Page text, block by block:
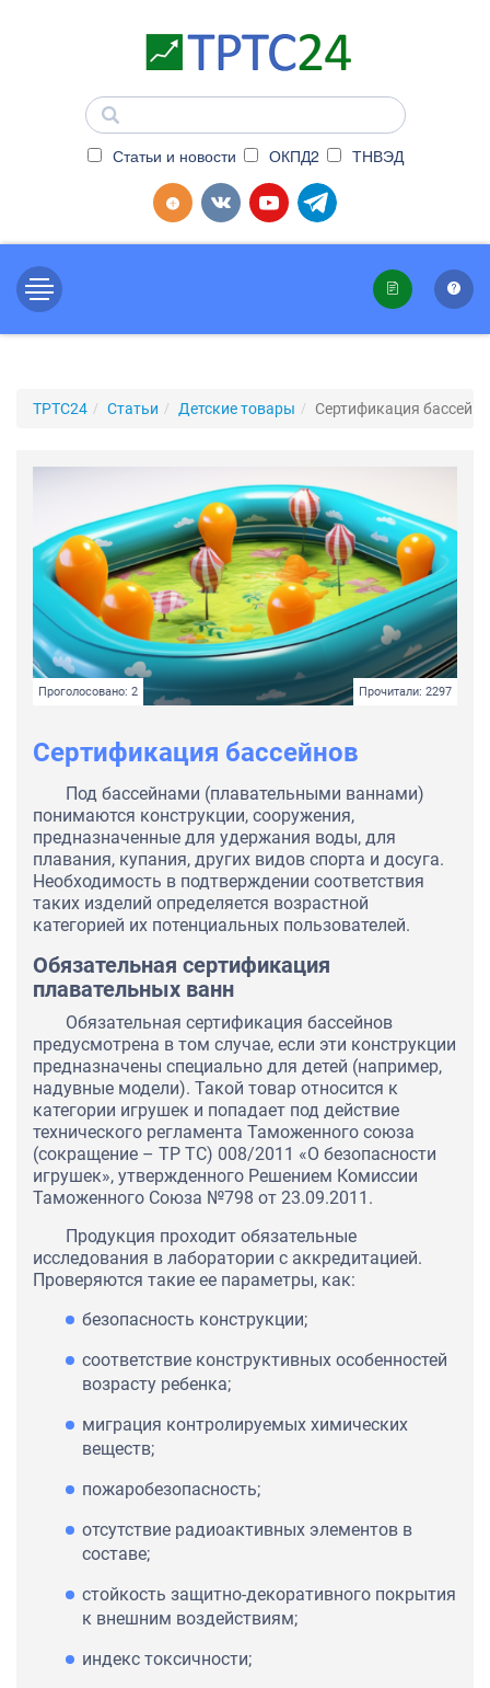
Статьи и новости ОКПД2 ТНВЭД
ТРТС24 Статьи Детские товары Сертификация
Проголосовано: 2 Прочитали: 2297
Сертификация бассейнов
Под бассейнами (плавательными ваннами)
понимаются конструкции, сооружения,
предназначенные для удержания воды, для
плавания, купания, других видов спорта и досуга.
Необходимость в подтверждении соответствия
таких изделий определяется возрастной
категорией их потенциальных пользователей.
Обязательная сертификация
плавательных ванн
Обязательная сертификация бассейнов
предусмотрена в том случае, если эти конструкции
предназначены специально для детей (например,
надувные модели). Такой товар относится к
категории игрушек и попадает под действие
технического регламента Таможенного союза
(сокращение – ТР ТС) 008/2011 «О безопасности
игрушек», утвержденного Решением Комиссии
Таможенного Союза №798 от 23.09.2011.
Продукция проходит обязательные
исследования в лаборатории с аккредитацией.
Проверяются такие ее параметры, как:
безопасность конструкции;
соответствие конструктивных особенностей
возрасту ребенка;
миграция контролируемых химических
веществ;
пожаробезопасность;
отсутствие радиоактивных элементов в
составе;
стойкость защитно-декоративного покрытия
к внешним воздействиям;
индекс токсичности;